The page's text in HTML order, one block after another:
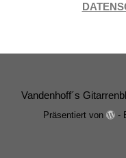
Vandenhoff´s
Präsentiert von -